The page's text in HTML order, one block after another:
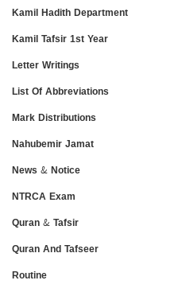
Kamil Hadith Department
Kamil Tafsir 1st Year
Letter Writings
List Of Abbreviations
Mark Distributions
Nahubemir Jamat
News & Notice
NTRCA Exam
Quran & Tafsir
Quran And Tafseer
Routine